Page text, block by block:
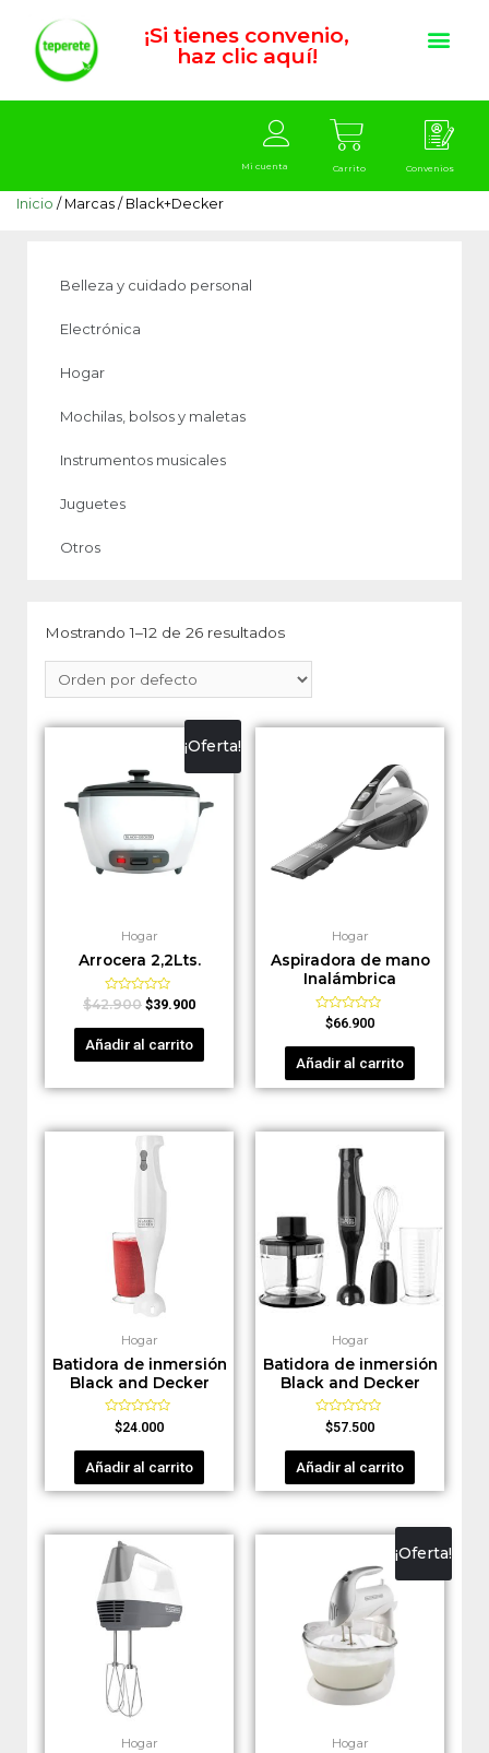
¡Si tienes convenio,
haz clic aquí!
Mi cuenta Carrito Convenios
Inicio / Marcas / Black+Decker
Belleza y cuidado personal
Electrónica
Hogar
Mochilas, bolsos y maletas
Instrumentos musicales
Juguetes
Otros
Mostrando 1–12 de 26 resultados
¡Oferta!
Hogar
Arrocera 2,2Lts.
Valorado
0
5
$42.900 $39.900
Añadir al carrito
Hogar
Aspiradora de mano
Inalámbrica
Valorado
0
5
$66.900
Añadir al carrito
Hogar
Batidora de inmersión
Black and Decker
Valorado
en
0
5
$24.000
Añadir al carrito
Hogar
Batidora de inmersión
Black and Decker
Valorado
en
0
5
$57.500
Añadir al carrito
Hogar
¡Oferta!
Hogar